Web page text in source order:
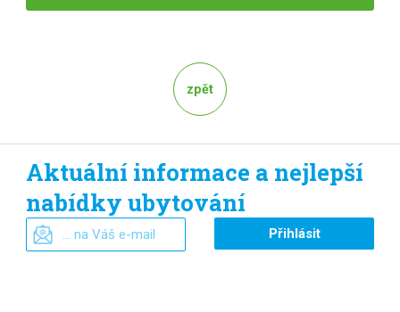
zpět
Aktuální informace a nejlepší
nabídky ubytování